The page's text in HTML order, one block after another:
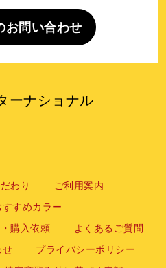
お問い合わせ
ーナショナル
わり ご利用案内
すすめカラー
購入依頼 よくあるご質問
せ プライバシーポリシー